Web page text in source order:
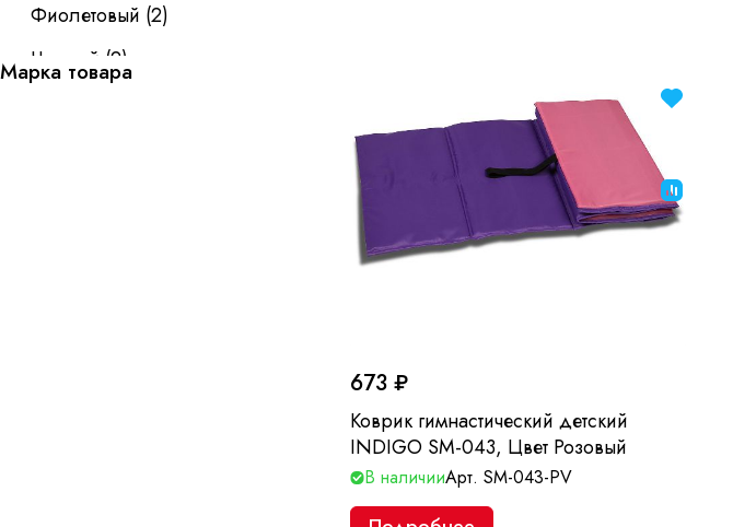
673 ₽
Коврик гимнастический детский
INDIGO SM-043, Цвет Розовый
В наличииАрт. SM-043-PV
Фиолетовый (2)
Черный (2)
Марка товара